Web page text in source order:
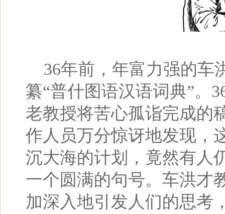
36年前，年富力强的车
纂“普什图语汉语词典”。
老教授将苦心孤诣完成的
作人员万分惊讶地发现，
沉大海的计划，竟然有人
一个圆满的句号。车洪才
加深入地引发人们的思考